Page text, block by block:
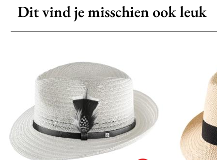
Dit vind je misschien ook leuk